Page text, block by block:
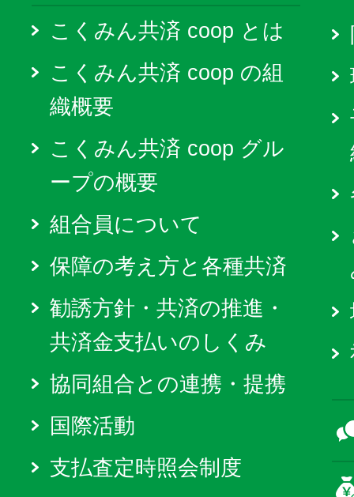
こくみん共済 coop とは
こくみん共済 coop の組
織概要
こくみん共済 coop グル
ープの概要
組合員について
保障の考え方と各種共済
勧誘方針・共済の推進・
共済金支払いのしくみ
協同組合との連携・提携
国際活動
支払査定時照会制度